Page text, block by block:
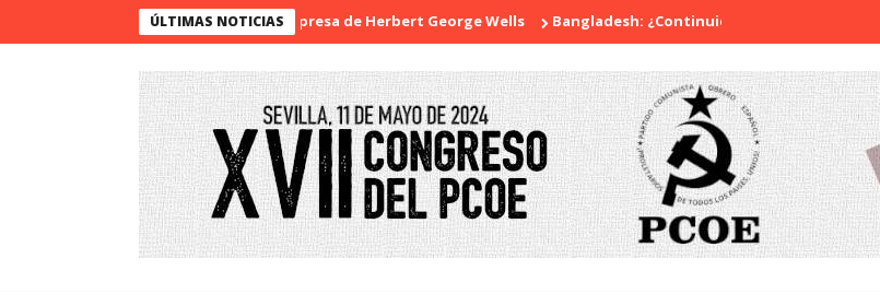
ÚLTIMAS NOTICIASLa sorpresa de Herbert George Wells Bangladesh: ¿Continuidad o revolución?